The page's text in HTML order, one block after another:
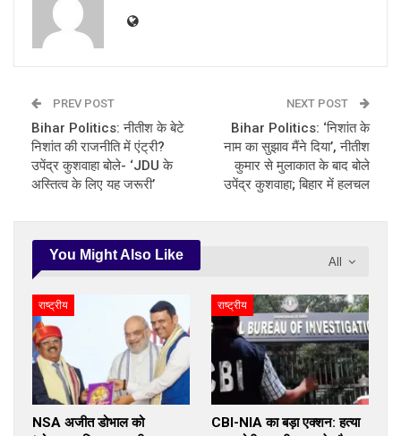
PREV POST
Bihar Politics: नीतीश के बेटे
निशांत की राजनीति में एंट्री?
उपेंद्र कुशवाहा बोले- ‘JDU के
अस्तित्व के लिए यह जरूरी’
NEXT POST
Bihar Politics: ‘निशांत के
नाम का सुझाव मैंने दिया’, नीतीश
कुमार से मुलाकात के बाद बोले
उपेंद्र कुशवाहा; बिहार में हलचल
All
You Might Also Like
राष्ट्रीय
NSA अजीत डोभाल को
राष्ट्रीय
CBI-NIA का बड़ा एक्शन: हत्या